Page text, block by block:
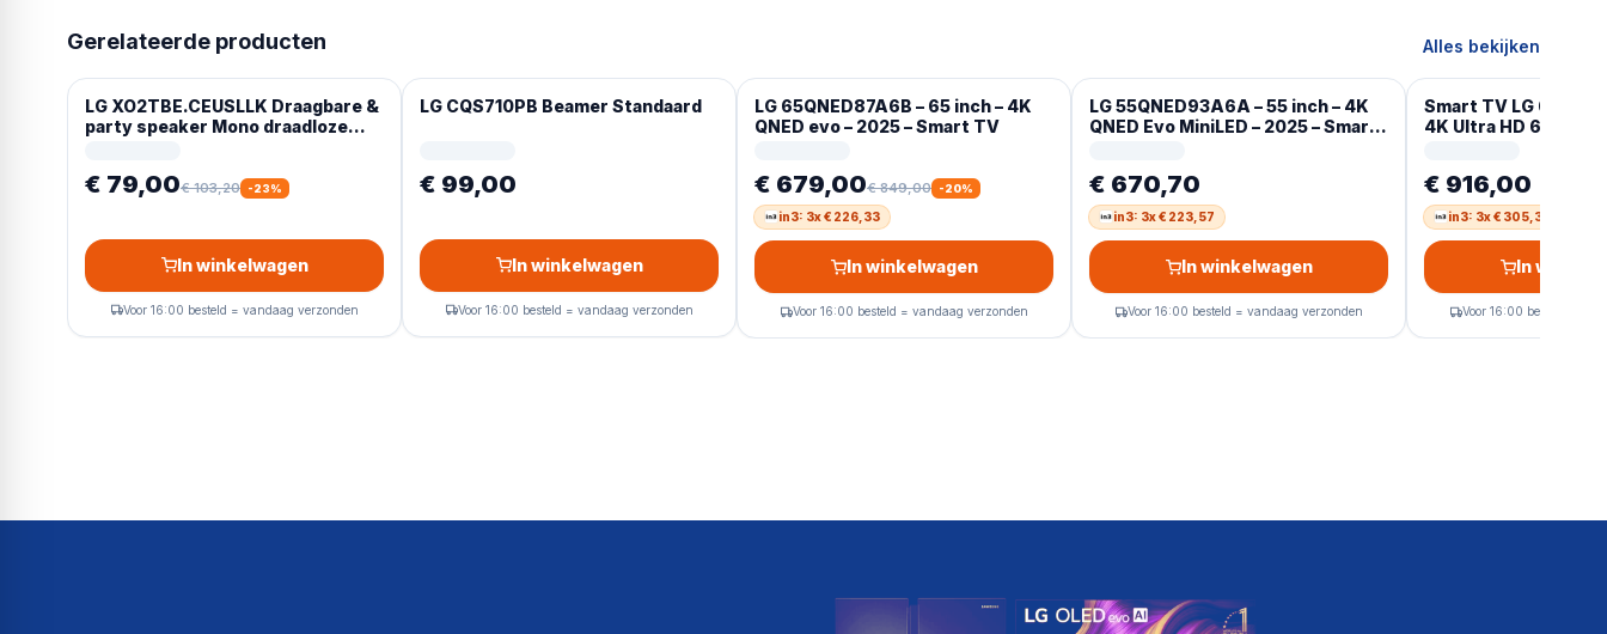
Gerelateerde producten Alles bekijken
LG XO2TBE.CEUSLLK Draagbare &
party speaker Mono draadloze
€ 79,00€ 103,20 -23%
In winkelwagen
Voor 16:00 besteld = vandaag verzonden
LG CQS710PB Beamer Standaard
€ 99,00
In winkelwagen
Voor 16:00 besteld = vandaag verzonden
LG 65QNED87A6B – 65 inch – 4K
QNED evo – 2025 – Smart TV
€ 679,00€ 849,00 -20%
in3: 3x € 226,33
In winkelwagen
Voor 16:00 besteld = vandaag verzonden
LG 55QNED93A6A – 55 inch – 4K
QNED Evo MiniLED – 2025 – Smart
€ 670,70
in3: 3x € 223,57
In winkelwagen
Voor 16:00 besteld = vandaag verzonden
Smart TV LG
4K Ultra HD 65″ HDR
€ 916,00
in3: 3x € 305,33
In
Voor 16:00 besteld =